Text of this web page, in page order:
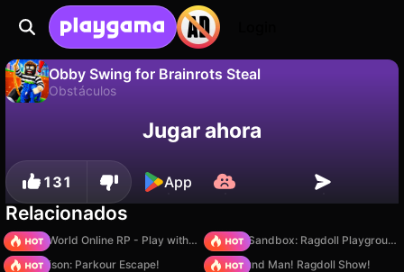
Obby Swing for Brainrots Steal
Obstáculos
¡Guarda el progreso!Jugar ahora
131 App
Relacionados
Sprunki World Online RP - Play with Friends!
Sprunki Sandbox: Ragdoll Playground Mode
Barry Prison: Parkour Escape!
Playground Man! Ragdoll Show!